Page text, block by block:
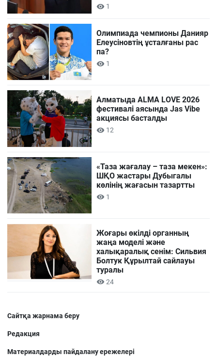
1
Олимпиада чемпионы Данияр
Елеусіновтің ұсталғаны рас
па?
1
Алматыда ALMA LOVE 2026
фестивалі аясында Jas Vibe
акциясы басталды
12
«Таза жағалау – таза мекен»:
ШҚО жастары Дубыгалы
көлінің жағасын тазартты
1
Жоғары өкілді органның
жаңа моделі және
халықаралық сенім: Сильвия
Болтук Құрылтай сайлауы
туралы
24
Сайтқа жарнама беру
Редакция
Материалдарды пайдалану ережелері